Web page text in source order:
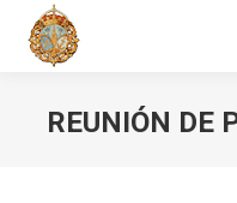
REUNIÓN DE